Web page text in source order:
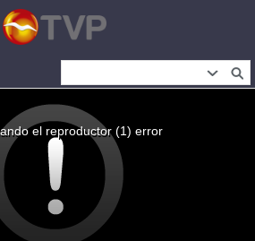
el reproductor (1) error